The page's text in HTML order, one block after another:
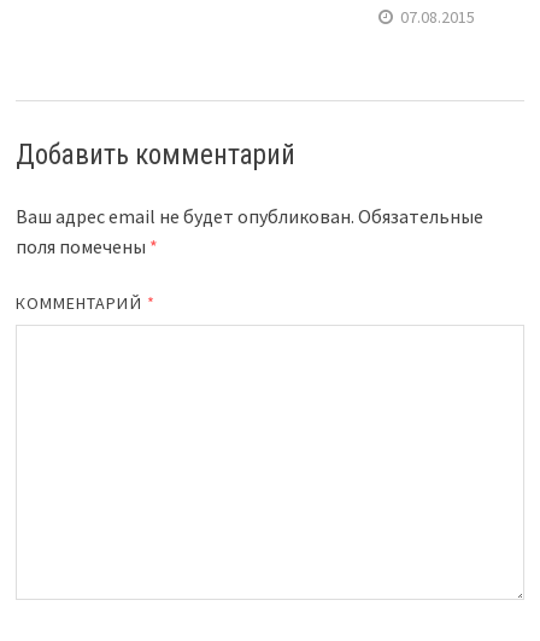
07.08.2015
Добавить комментарий
Ваш адрес email не будет опубликован. Обязательные
поля помечены *
КОММЕНТАРИЙ *